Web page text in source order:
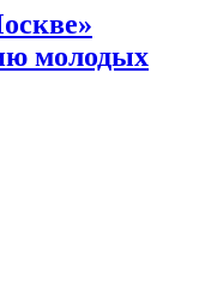
молодых